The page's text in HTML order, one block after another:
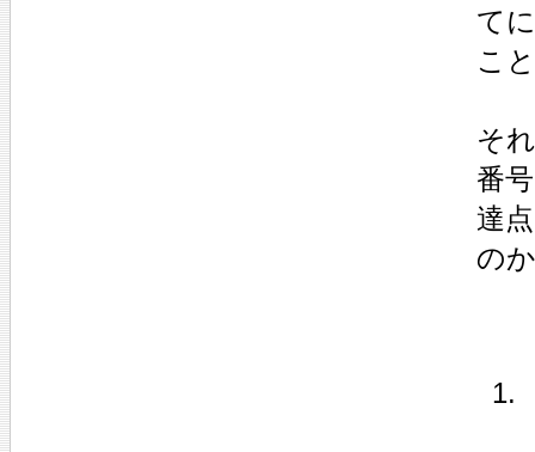
て
こ
そ
番
達
の